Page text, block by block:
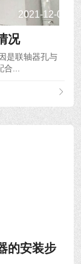
2021-12-08
况
是联轴器孔与
...
的安装步